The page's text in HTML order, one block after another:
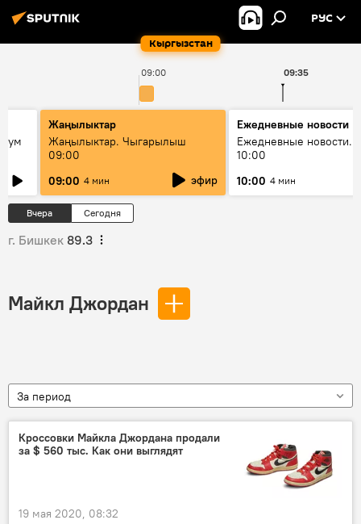
Кыргызстан
РУС
09:00 09:35
Жаңылыктар
Жаңылыктар. Чыгарылыш
09:00
09:00 4 мин эфир
Ежедневные новости
Ежедневные новости.
10:00
10:00 4 мин
Вчера Сегодня
г. Бишкек 89.3
Майкл Джордан
За период
Кроссовки Майкла Джордана продали
за $ 560 тыс. Как они выглядят
19 мая 2020, 08:32